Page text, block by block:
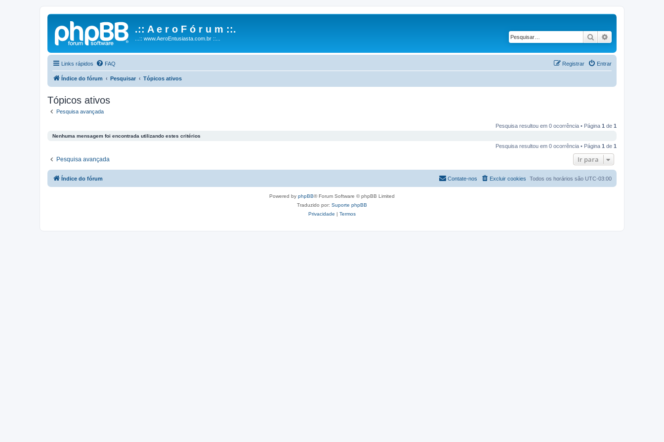
.:: A e r o F ó r u m ::.
...:: www.AeroEntusiasta.com.br ::... Pesquisar
Links rápidos FAQ Entrar
Registrar
Índice do fórum Pesquisar Tópicos ativos
Tópicos ativos
Pesquisa avançada
Pesquisa resultou em 0 ocorrência • Página 1 de 1
Nenhuma mensagem foi encontrada utilizando estes critérios
Pesquisa resultou em 0 ocorrência • Página 1 de 1
Pesquisa avançada Ir para
Índice do fórum Todos os horários são UTC-03:00
Excluir cookies
Contate-nos
Powered by phpBB® Forum Software © phpBB Limited
Traduzido por: Suporte phpBB
Privacidade | Termos